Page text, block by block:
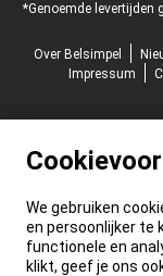
*Genoemde levertijden
Over Belsimpel
Impressum
We gebruiken
en persoonlijker te
functionele en
klikt, geef je ons